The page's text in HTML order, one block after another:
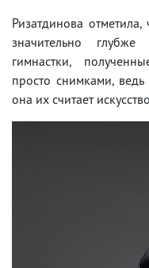
Ризатдинова
значительно
гимнастки,
просто снимками,
она их считает